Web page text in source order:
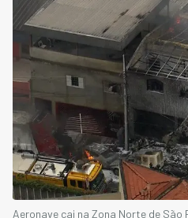
Aeronave cai na Zona Norte de São